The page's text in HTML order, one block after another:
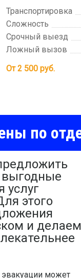
Транспортировка
Сложность
Срочный выезд
Ложный вызов
От2 500руб.
по
услуг
этого
и делаем
эвакуации может